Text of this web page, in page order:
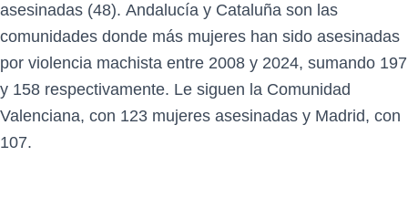
asesinadas (48). Andalucía y Cataluña son las
comunidades donde más mujeres han sido asesinadas
por violencia machista entre 2008 y 2024, sumando 197
y 158 respectivamente. Le siguen la Comunidad
Valenciana, con 123 mujeres asesinadas y Madrid, con
107.